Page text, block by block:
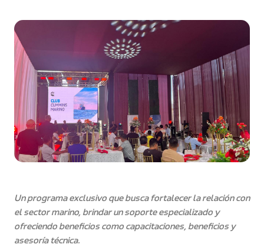
Un programa exclusivo que busca fortalecer la relación con
el sector marino, brindar un soporte especializado y
ofreciendo beneficios como capacitaciones, beneficios y
asesoría técnica.